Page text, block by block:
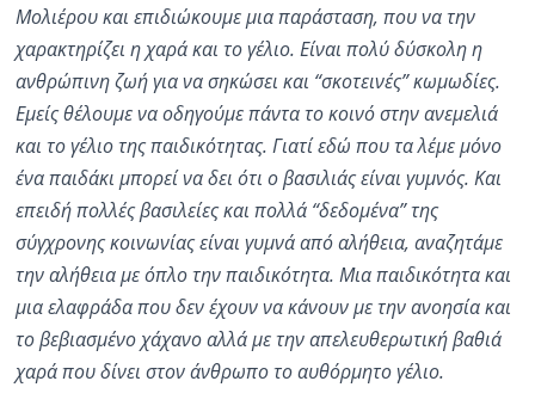
Μολιέρου και επιδιώκουμε μια παράσταση, που να την
χαρακτηρίζει η χαρά και το γέλιο. Είναι πολύ δύσκολη η
ανθρώπινη ζωή για να σηκώσει και “σκοτεινές” κωμωδίες.
Εμείς θέλουμε να οδηγούμε πάντα το κοινό στην ανεμελιά
και το γέλιο της παιδικότητας. Γιατί εδώ που τα λέμε μόνο
ένα παιδάκι μπορεί να δει ότι ο βασιλιάς είναι γυμνός. Και
επειδή πολλές βασιλείες και πολλά “δεδομένα” της
σύγχρονης κοινωνίας είναι γυμνά από αλήθεια, αναζητάμε
την αλήθεια με όπλο την παιδικότητα. Μια παιδικότητα και
μια ελαφράδα που δεν έχουν να κάνουν με την ανοησία και
το βεβιασμένο χάχανο αλλά με την απελευθερωτικήβαθιά
χαρά που δίνει στον άνθρωπο το αυθόρμητο γέλιο.